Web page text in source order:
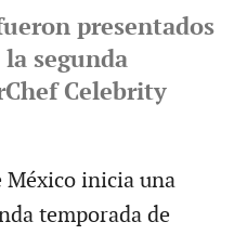
presentados
segunda
Celebrity
México inicia una
temporada de